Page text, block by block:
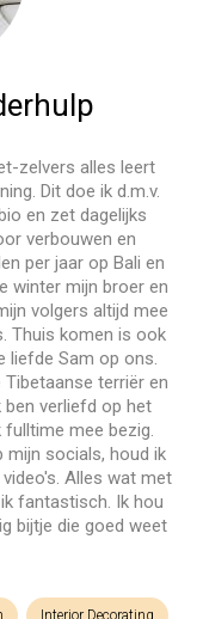
zelvers alles leert
Dit doe ik d.m.v.
en zet dagelijks
verbouwen en
per jaar op Bali en
winter mijn broer en
volgers altijd mee
Thuis komen is ook
liefde Sam op ons.
Tibetaanse terriër en
verliefd op het
fulltime mee bezig.
socials, houd ik
Alles wat met
fantastisch. Ik hou
bijtje die goed weet
Interior Decorating